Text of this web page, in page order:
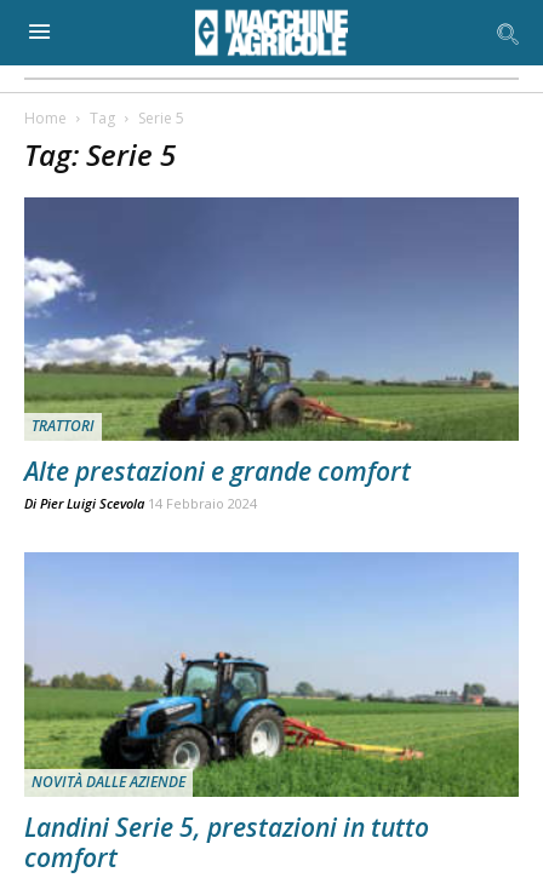
Home Tag Serie 5
Tag: Serie 5
TRATTORI
Alte prestazioni e grande comfort
Di Pier Luigi Scevola 14 Febbraio 2024
NOVITÀ DALLE AZIENDE
Landini Serie 5, prestazioni in tutto
comfort